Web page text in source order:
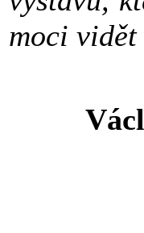
moci vidět